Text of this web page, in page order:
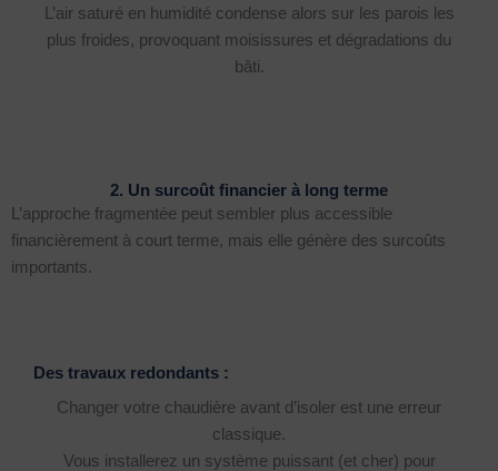
L’air saturé en humidité condense alors sur les parois les
plus froides, provoquant moisissures et dégradations du
bâti.
2. Un surcoût financier à long terme
L’approche fragmentée peut sembler plus accessible
financièrement à court terme, mais elle génère des surcoûts
importants.
Des travaux redondants :
Changer votre chaudière avant d’isoler est une erreur
classique.
Vous installerez un système puissant (et cher) pour